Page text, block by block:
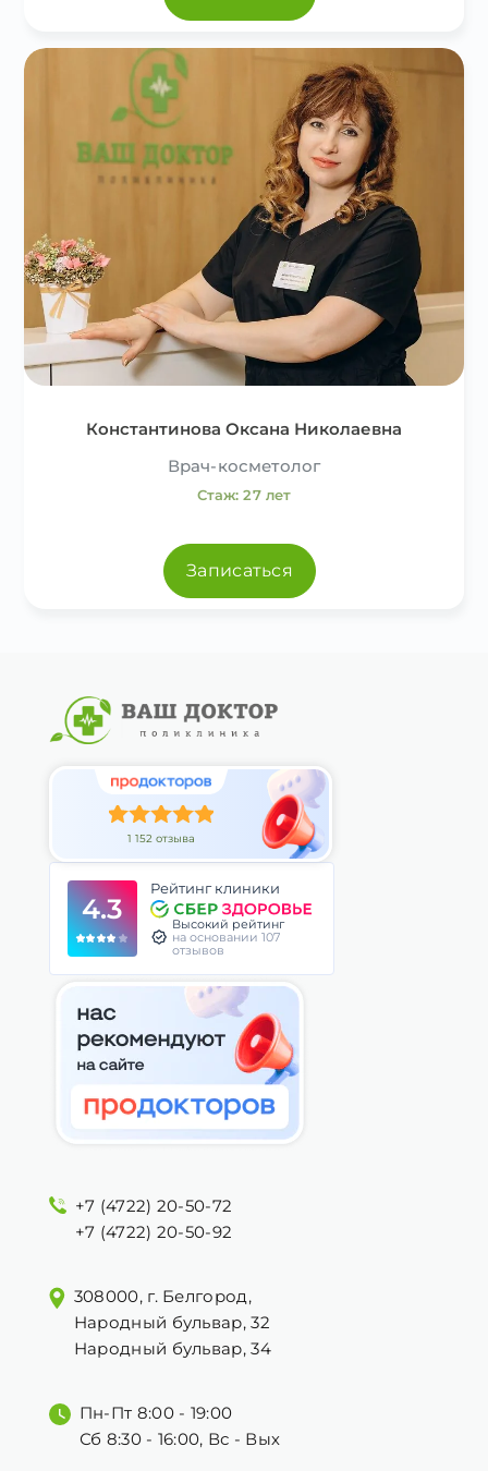
Константинова Оксана Николаевна
Врач-косметолог
Стаж: 27 лет
Записаться
1 152 отзыва
4.3
Рейтинг клиники
Высокий рейтинг
на основании 107
отзывов
+7 (4722) 20-50-72
+7 (4722) 20-50-92
308000, г. Белгород,
Народный бульвар, 32
Народный бульвар, 34
Пн-Пт 8:00 - 19:00
Сб 8:30 - 16:00, Вс - Вых